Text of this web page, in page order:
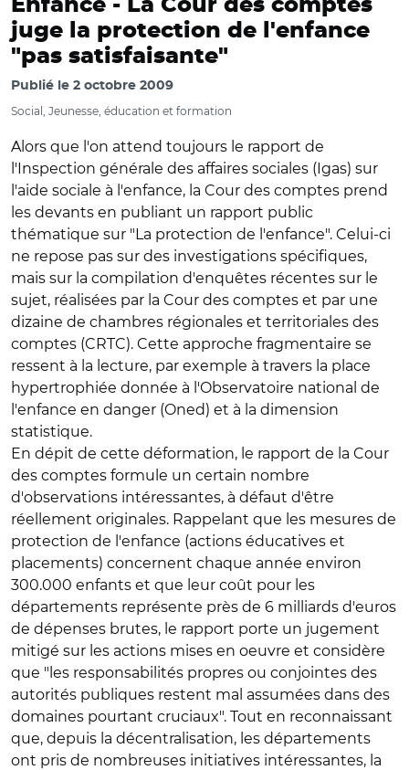
Enfance - La Cour des comptes
juge la protection de l'enfance
"pas satisfaisante"
Publié le 2 octobre 2009
Social, Jeunesse, éducation et formation
Alors que l'on attend toujours le rapport de
l'Inspection générale des affaires sociales (Igas) sur
l'aide sociale à l'enfance, la Cour des comptes prend
les devants en publiant un rapport public
thématique sur "La protection de l'enfance". Celui-ci
ne repose pas sur des investigations spécifiques,
mais sur la compilation d'enquêtes récentes sur le
sujet, réalisées par la Cour des comptes et par une
dizaine de chambres régionales et territoriales des
comptes (CRTC). Cette approche fragmentaire se
ressent à la lecture, par exemple à travers la place
hypertrophiée donnée à l'Observatoire national de
l'enfance en danger (Oned) et à la dimension
statistique.
En dépit de cette déformation, le rapport de la Cour
des comptes formule un certain nombre
d'observations intéressantes, à défaut d'être
réellement originales. Rappelant que les mesures de
protection de l'enfance (actions éducatives et
placements) concernent chaque année environ
300.000 enfants et que leur coût pour les
départements représente près de 6 milliards d'euros
de dépenses brutes, le rapport porte un jugement
mitigé sur les actions mises en oeuvre et considère
que "les responsabilités propres ou conjointes des
autorités publiques restent mal assumées dans des
domaines pourtant cruciaux". Tout en reconnaissant
que, depuis la décentralisation, les départements
ont pris de nombreuses initiatives intéressantes, la